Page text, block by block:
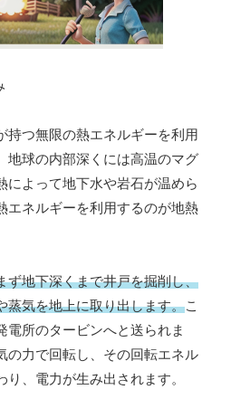
持つ無限の熱エネルギーを利用
地球の内部深くには高温のマグ
によって地下水や岩石が温めら
エネルギーを利用するのが地熱
ず地下深くまで井戸を掘削し、
蒸気を地上に取り出します。こ
電所のタービンへと送られま
の力で回転し、その回転エネル
り、電力が生み出されます。